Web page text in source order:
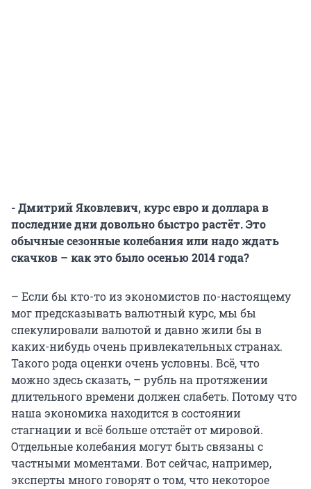
- Дмитрий Яковлевич, курс евро и доллара в
последние дни довольно быстро растёт. Это
обычные сезонные колебания или надо ждать
скачков – как это было осенью 2014 года?
– Если бы кто-то из экономистов по-настоящему
мог предсказывать валютный курс, мы бы
спекулировали валютой и давно жили бы в
каких-нибудь очень привлекательных странах.
Такого рода оценки очень условны. Всё, что
можно здесь сказать, – рубль на протяжении
длительного времени должен слабеть. Потому что
наша экономика находится в состоянии
стагнации и всё больше отстаёт от мировой.
Отдельные колебания могут быть связаны с
частными моментами. Вот сейчас, например,
эксперты много говорят о том, что некоторое